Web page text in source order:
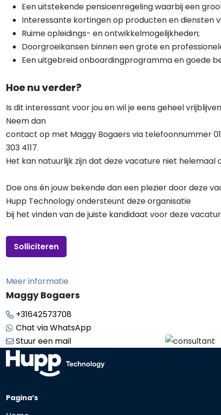
Een uitstekende pensioenregeling waarbij een
Interessante kortingen op producten en diensten
Ruime opleidings- en ontwikkelmogelijkheden;
Doorgroeikansen binnen een grote en
Een uitgebreid onboardingprogramma en goede
Hoe nu verder?
Is dit interessant voor jou en wil je eens geheel
Neem dan
contact op met Maggy Bogaers via telefoonnummer
303 4117.
Het kan natuurlijk zijn dat deze vacature niet helemaal
Doe ons én jouw bekende dan een plezier door deze
Hupp Technology ondersteunt deze organisatie
bij het vinden van de juiste kandidaat voor deze
Solliciteren
Meer informatie
Maggy Bogaers
+31642573708
Chat via WhatsApp
Stuur een mail
Pagina’s